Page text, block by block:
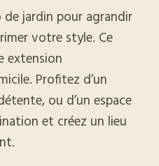
jardin pour agrandir
votre style. Ce
extension
Profitez d’un
ou d’un espace
et créez un lieu